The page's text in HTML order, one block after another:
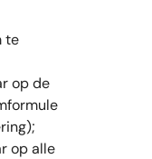
te
op de
op alle